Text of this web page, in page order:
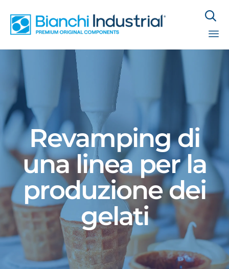

Revamping di
una linea per la
produzione dei
gelati